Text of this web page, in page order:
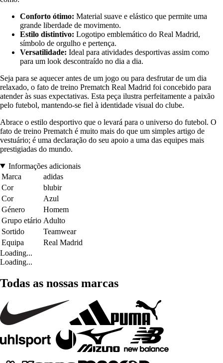
Conforto ótimo: Material suave e elástico que permite uma
grande liberdade de movimento.
Estilo distintivo: Logotipo emblemático do Real Madrid,
símbolo de orgulho e pertença.
Versatilidade: Ideal para atividades desportivas assim como
para um look descontraído no dia a dia.
Seja para se aquecer antes de um jogo ou para desfrutar de um dia
relaxado, o fato de treino Prematch Real Madrid foi concebido para
atender às suas expectativas. Esta peça ilustra perfeitamente a paixão
pelo futebol, mantendo-se fiel à identidade visual do clube.
Abrace o estilo desportivo que o levará para o universo do futebol. O
fato de treino Prematch é muito mais do que um simples artigo de
vestuário; é uma declaração do seu apoio a uma das equipes mais
prestigiadas do mundo.
Informações adicionais
Marca
adidas
Cor
blubir
Cor
Azul
Género
Homem
Grupo etário Adulto
Sortido
Teamwear
Equipa
Real Madrid
Loading...
Loading...
Todas as nossas marcas